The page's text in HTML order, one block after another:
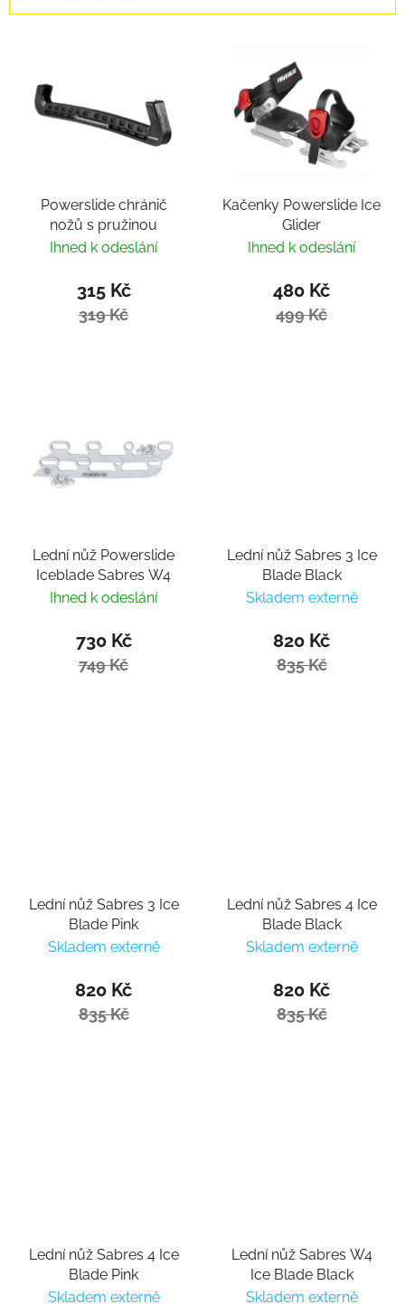
Powerslide chránič
nožů s pružinou
Ihned k odeslání
315 Kč
319 Kč
Kačenky Powerslide Ice
Glider
Ihned k odeslání
480 Kč
499 Kč
Lední nůž Powerslide
Iceblade Sabres W4
Ihned k odeslání
730 Kč
749 Kč
Lední nůž Sabres 3 Ice
Blade Black
Skladem externě
820 Kč
835 Kč
Lední nůž Sabres 3 Ice
Blade Pink
Skladem externě
820 Kč
835 Kč
Lední nůž Sabres 4 Ice
Blade Black
Skladem externě
820 Kč
835 Kč
Lední nůž Sabres 4 Ice
Blade Pink
Skladem externě
Lední nůž Sabres W4
Ice Blade Black
Skladem externě